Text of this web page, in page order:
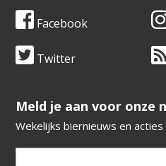
Facebook
Twitter
​​​​​​​Meld je aan voor onze
Wekelijks biernieuws en acties